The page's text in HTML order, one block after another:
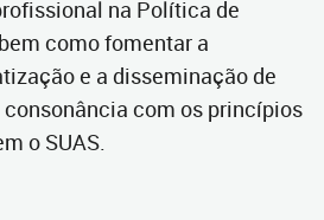
na Política de
como fomentar a
e a disseminação de
com os princípios
o SUAS.